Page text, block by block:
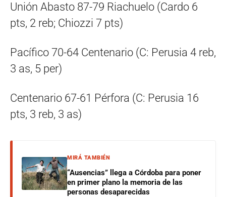
Unión Abasto 87-79 Riachuelo (Cardo 6
pts, 2 reb; Chiozzi 7 pts)
Pacífico 70-64 Centenario (C: Perusia 4 reb,
3 as, 5 per)
Centenario 67-61 Pérfora (C: Perusia 16
pts, 3 reb, 3 as)
MIRÁ TAMBIÉN
“Ausencias” llega a Córdoba para poner
en primer plano la memoria de las
personas desaparecidas